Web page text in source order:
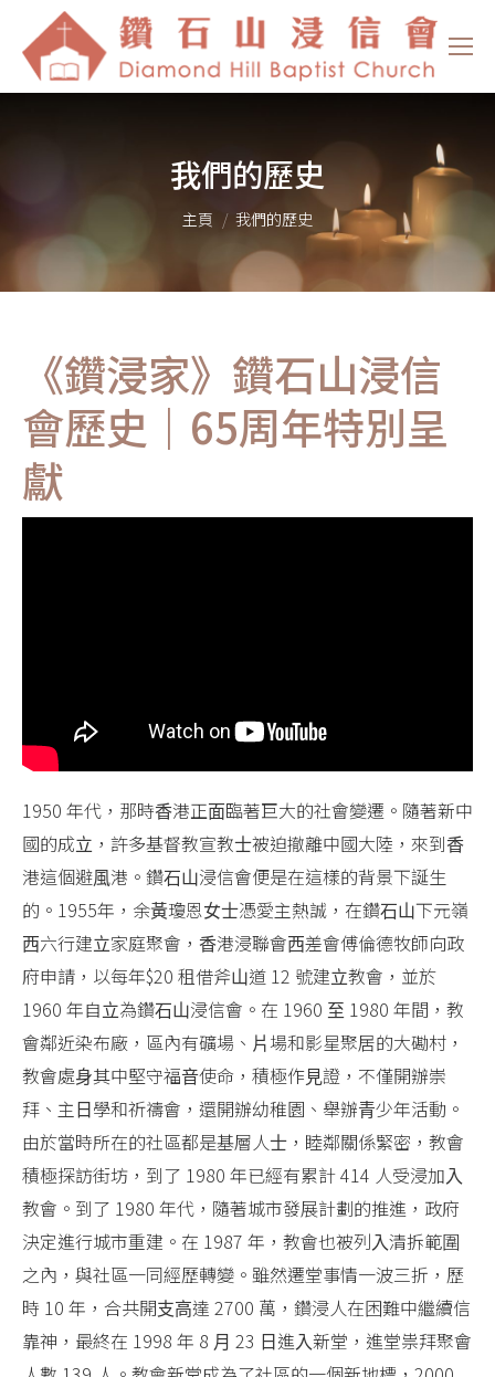
我們的歷史
You are here:
主頁 我們的歷史
《鑽浸家》鑽石山浸信
會歷史｜65周年特別呈
獻
1950 年代，那時⾹港正⾯臨著巨⼤的社會變遷。隨著新中
國的成⽴，許多基督教宣教⼠被迫撤離中國⼤陸，來到⾹
港這個避⾵港。鑽⽯⼭浸信會便是在這樣的背景下誕⽣
的。1955年，余⿈瓊恩⼥⼠憑愛主熱誠，在鑽⽯⼭下元嶺
⻄六⾏建⽴家庭聚會，⾹港浸聯會⻄差會傅倫德牧師向政
府申請，以每年$20 租借斧⼭道 12 號建⽴教會，並於
1960 年⾃⽴為鑽⽯⼭浸信會。在 1960 ⾄ 1980 年間，教
會鄰近染布廠，區內有礦場、⽚場和影星聚居的⼤磡村，
教會處⾝其中堅守福⾳使命，積極作⾒證，不僅開辦崇
拜、主⽇學和祈禱會，還開辦幼稚園、舉辦⻘少年活動。
由於當時所在的社區都是基層⼈⼠，睦鄰關係緊密，教會
積極探訪街坊，到了 1980 年已經有累計 414 ⼈受浸加⼊
教會。到了 1980 年代，隨著城市發展計劃的推進，政府
決定進⾏城市重建。在 1987 年，教會也被列⼊清拆範圍
之內，與社區⼀同經歷轉變。雖然遷堂事情⼀波三折，歷
時 10 年，合共開⽀⾼達 2700 萬，鑽浸⼈在困難中繼續信
靠神，最終在 1998 年 8 ⽉ 23 ⽇進⼊新堂，進堂祟拜聚會